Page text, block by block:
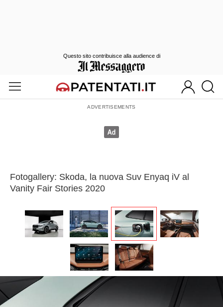
Fotogallery: Skoda, la nuova Suv Enyaq iV al
Vanity Fair Stories 2020
Questo sito contribuisce alla audience di